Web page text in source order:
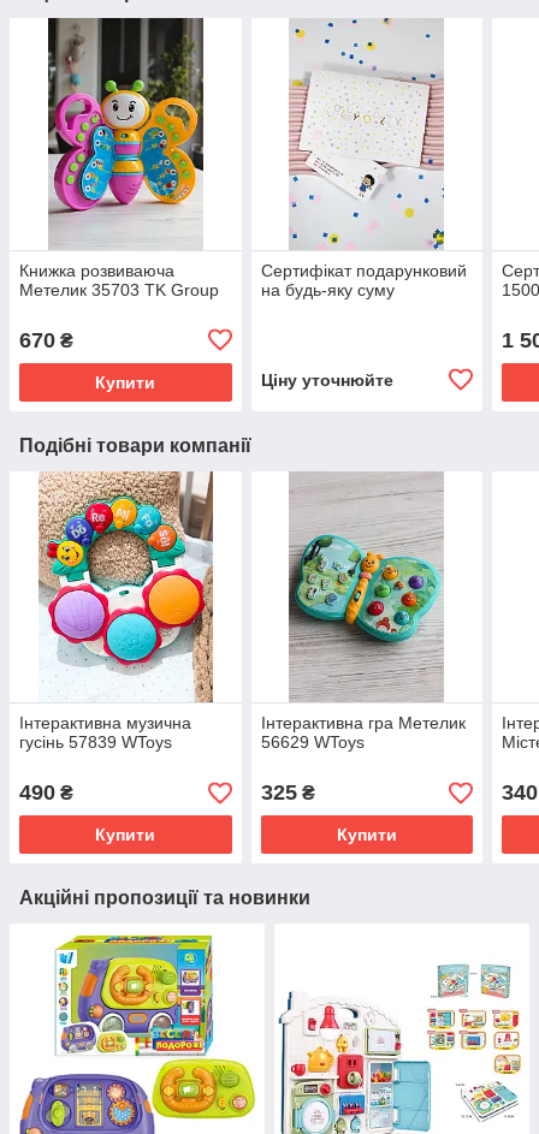
Книжка розвиваюча
Метелик 35703 TK Group
670 ₴
Купити
Сертифікат подарунковий
на будь-яку суму
Ціну уточнюйте
1
Подібні товари компанії
Інтерактивна музична
гусінь 57839 WToys
490 ₴
Купити
Інтерактивна гра Метелик
56629 WToys
325₴
Купити
340
Акційні пропозиції та новинки